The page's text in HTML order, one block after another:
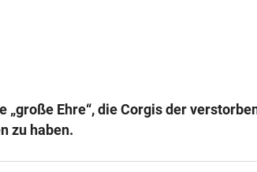
„große Ehre“, die Corgis der
zu haben.